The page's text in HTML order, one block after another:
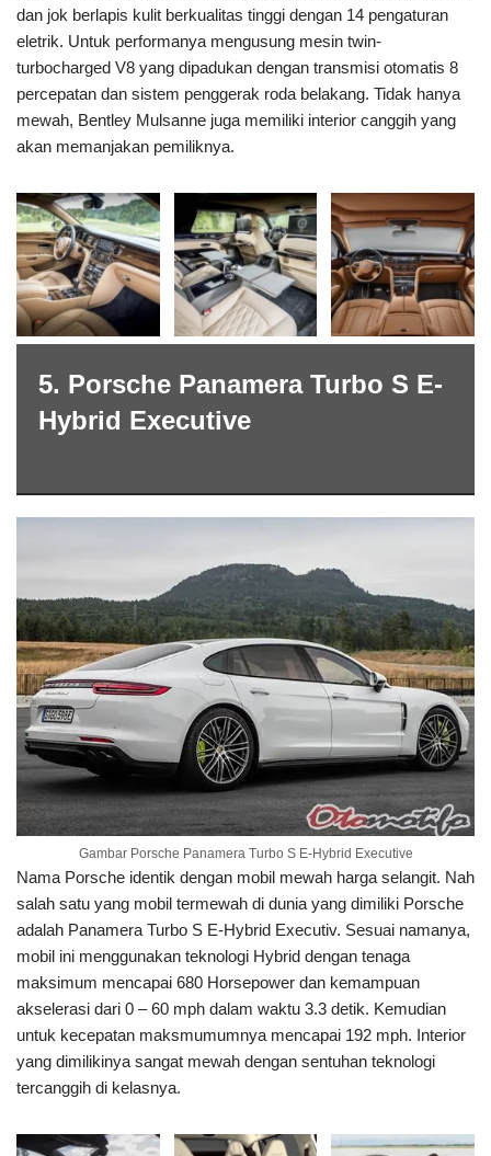
dan jok berlapis kulit berkualitas tinggi dengan 14 pengaturan
eletrik. Untuk performanya mengusung mesin twin-
turbocharged V8 yang dipadukan dengan transmisi otomatis 8
percepatan dan sistem penggerak roda belakang. Tidak hanya
mewah, Bentley Mulsanne juga memiliki interior canggih yang
akan memanjakan pemiliknya.
5. Porsche Panamera Turbo S E-
Hybrid Executive
Gambar Porsche Panamera Turbo S E-Hybrid Executive
Nama Porsche identik dengan mobil mewah harga selangit. Nah
salah satu yang mobil termewah di dunia yang dimiliki Porsche
adalah Panamera Turbo S E-Hybrid Executiv. Sesuai namanya,
mobil ini menggunakan teknologi Hybrid dengan tenaga
maksimum mencapai 680 Horsepower dan kemampuan
akselerasi dari 0 – 60 mph dalam waktu 3.3 detik. Kemudian
untuk kecepatan maksmumumnya mencapai 192 mph. Interior
yang dimilikinya sangat mewah dengan sentuhan teknologi
tercanggih di kelasnya.